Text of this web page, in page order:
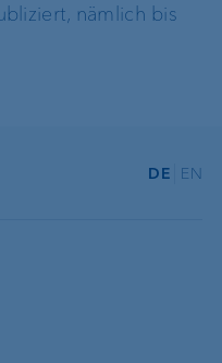
nämlich bis
DE EN